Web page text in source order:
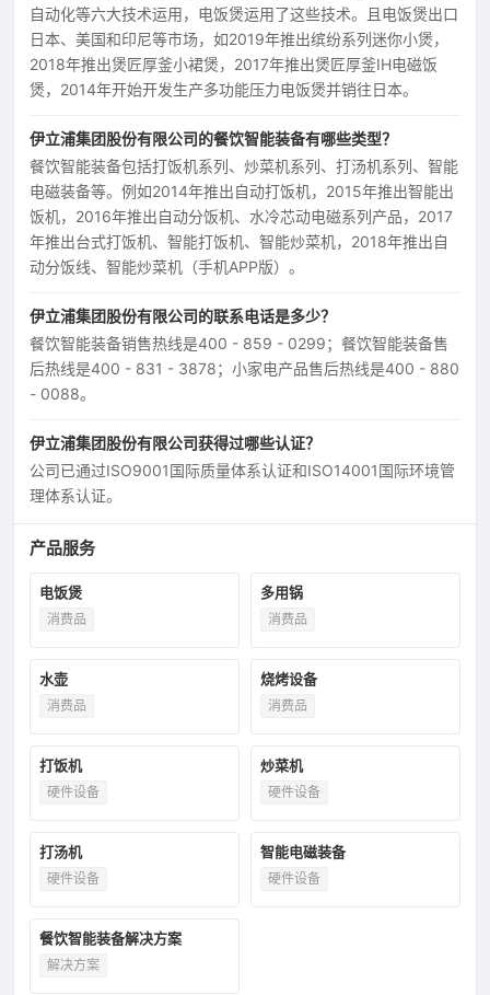
自动化等六大技术运用，电饭煲运用了这些技术。且电饭煲出口
日本、美国和印尼等市场，如2019年推出缤纷系列迷你小煲，
2018年推出煲匠厚釜小裙煲，2017年推出煲匠厚釜IH电磁饭
煲，2014年开始开发生产多功能压力电饭煲并销往日本。
伊立浦集团股份有限公司的餐饮智能装备有哪些类型？
餐饮智能装备包括打饭机系列、炒菜机系列、打汤机系列、智能
电磁装备等。例如2014年推出自动打饭机，2015年推出智能出
饭机，2016年推出自动分饭机、水冷芯动电磁系列产品，2017
年推出台式打饭机、智能打饭机、智能炒菜机，2018年推出自
动分饭线、智能炒菜机（手机APP版）。
伊立浦集团股份有限公司的联系电话是多少？
餐饮智能装备销售热线是400 - 859 - 0299；餐饮智能装备售
后热线是400 - 831 - 3878；小家电产品售后热线是400 - 880
- 0088。
伊立浦集团股份有限公司获得过哪些认证？
公司已通过ISO9001国际质量体系认证和ISO14001国际环境管
理体系认证。
产品服务
电饭煲
消费品
多用锅
消费品
水壶
消费品
烧烤设备
消费品
打饭机
硬件设备
炒菜机
硬件设备
打汤机
硬件设备
智能电磁装备
硬件设备
餐饮智能装备解决方案
解决方案